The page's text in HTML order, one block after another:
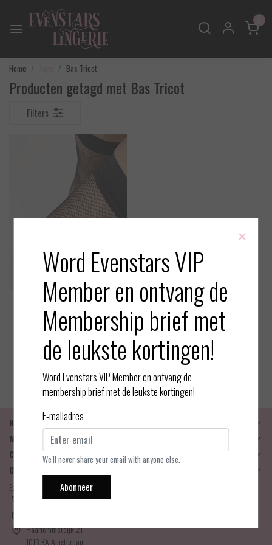
Home Bas Tricot
Producten getagd met Bas Tricot
Filters
Bas Tricot - Stay up Net mot
ief - Zwart
EUR 17,95
Bekijken
Klantenservice
Mijn account
Categorieën
Contactgegevens
Evenstars Lingerie
06-25536043
Haarlemmerdijk 21
1013 KA Amsterdam
×
Word Evenstars VIP
Member en ontvang de
Membership brief met
de leukste kortingen!
Word Evenstars VIP Member en ontvang de
membership brief met de leukste kortingen!
E-mailadres
We'll never share your email with anyone else.
Abonneer